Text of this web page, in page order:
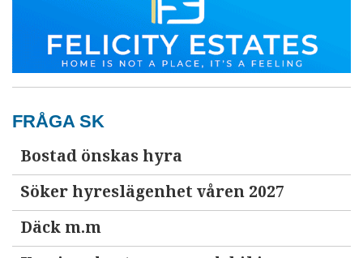
FRÅGA SK
Bostad önskas hyra
Söker hyreslägenhet våren 2027
Däck m.m